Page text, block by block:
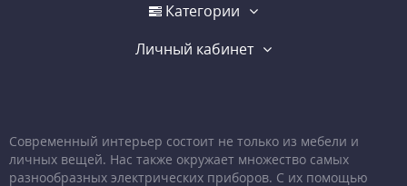
Категории
Личный кабинет
Современный интерьер состоит не только из мебели и
личных вещей. Нас также окружает множество самых
разнообразных электрических приборов. С их помощью